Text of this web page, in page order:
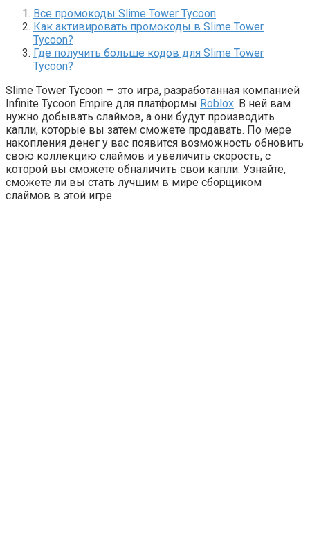
Все промокоды Slime Tower Tycoon
Как активировать промокоды в Slime Tower
Tycoon?
Где получить больше кодов для Slime Tower
Tycoon?
Slime Tower Tycoon — это игра, разработанная компанией
Infinite Tycoon Empire для платформы Roblox. В ней вам
нужно добывать слаймов, а они будут производить
капли, которые вы затем сможете продавать. По мере
накопления денег у вас появится возможность обновить
свою коллекцию слаймов и увеличить скорость, с
которой вы сможете обналичить свои капли. Узнайте,
сможете ли вы стать лучшим в мире сборщиком
слаймов в этой игре.